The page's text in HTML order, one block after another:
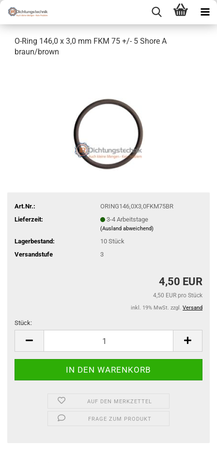
O-Ring 146,0 x 3,0 mm FKM 75 +/- 5 Shore A
braun/brown
Art.Nr.:
ORING146,0X3,0FKM75BR
Lieferzeit:
3-4 Arbeitstage
(Ausland abweichend)
Lagerbestand: 10 Stück
Versandstufe
3
4,50 EUR
4,50 EUR pro Stück
inkl. 19% MwSt. zzgl. Versand
Stück:
AUF DEN MERKZETTEL
FRAGE ZUM PRODUKT